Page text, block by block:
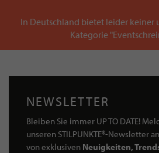
In Deutschland bietet leider keiner
Kategorie
NEWSLETTER
Bleiben Sie immer UP TO DATE!
unseren STILPUNKTE®-Newsletter
von exklusiven Neuigkeiten,